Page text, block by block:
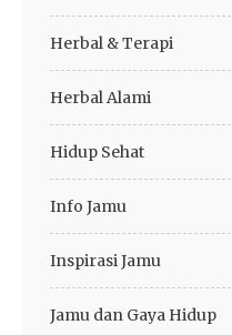
Herbal & Terapi
Herbal Alami
Hidup Sehat
Info Jamu
Inspirasi Jamu
Jamu dan Gaya Hidup